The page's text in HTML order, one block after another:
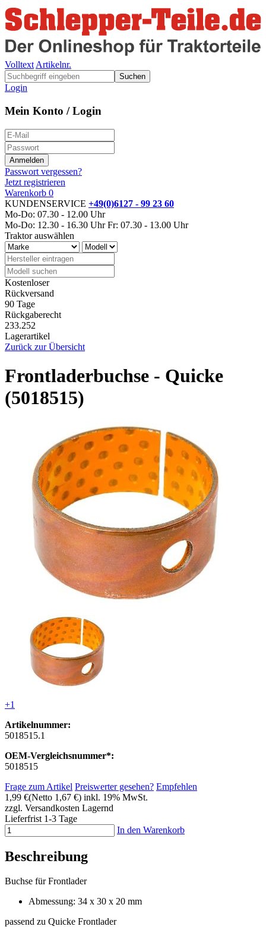
Volltext Artikelnr.
Suchen
Login
Mein Konto / Login
Passwort vergessen?
Jetzt registrieren
Warenkorb 0
KUNDENSERVICE +49(0)6127 - 99 23 60
Mo-Do: 07.30 - 12.00 Uhr
Mo-Do: 12.30 - 16.30 Uhr Fr: 07.30 - 13.00 Uhr
Traktor auswählen
Kostenloser
Rückversand
90 Tage
Rückgaberecht
233.252
Lagerartikel
Zurück zur Übersicht
Frontladerbuchse - Quicke
(5018515)
+1
Artikelnummer:
5018515.1
OEM-Vergleichsnummer*:
5018515
Frage zum Artikel Preiswerter gesehen? Empfehlen
1,99 €(Netto 1,67 €) inkl. 19% MwSt.
zzgl. Versandkosten Lagernd
Lieferfrist 1-3 Tage
In den Warenkorb
Beschreibung
Buchse für Frontlader
Abmessung: 34 x 30 x 20 mm
passend zu Quicke Frontlader